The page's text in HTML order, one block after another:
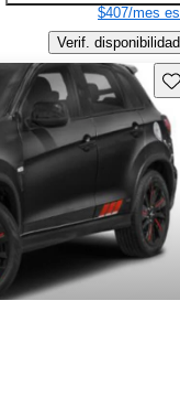
$407/mes
Verif. disponibilidad